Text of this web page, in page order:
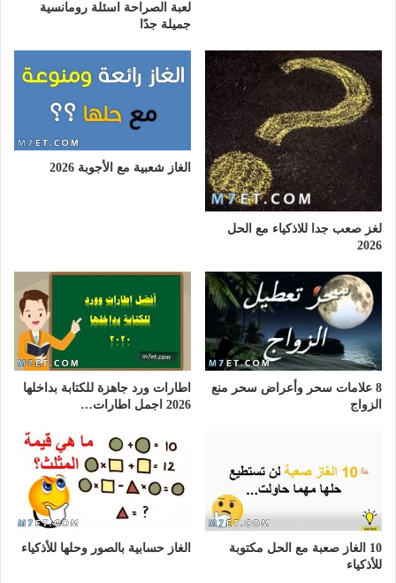
لعبة الصراحة اسئلة رومانسية
جميلة جدًا
لغز صعب جدا للاذكياء مع الحل
2026
الغاز شعبية مع الأجوبة 2026
8 علامات سحر وأعراض سحر منع
الزواج
اطارات ورد جاهزة للكتابة بداخلها
2026 اجمل اطارات…
10 الغاز صعبة مع الحل مكتوبة
للأذكياء
الغاز حسابية بالصور وحلها للأذكياء